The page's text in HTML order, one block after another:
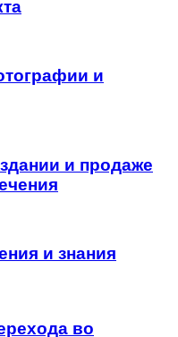
и
и продаже
и знания
во